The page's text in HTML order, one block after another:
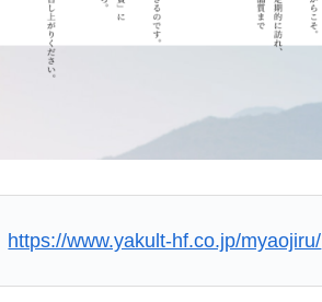
https://www.yakult-hf.co.jp/myaojiru/